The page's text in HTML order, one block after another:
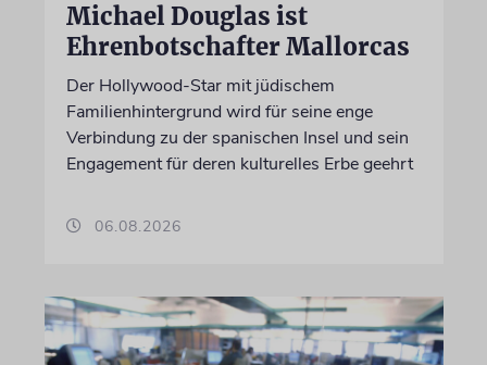
Michael Douglas ist
Ehrenbotschafter Mallorcas
Der Hollywood-Star mit jüdischem
Familienhintergrund wird für seine enge
Verbindung zu der spanischen Insel und sein
Engagement für deren kulturelles Erbe geehrt
06.08.2026